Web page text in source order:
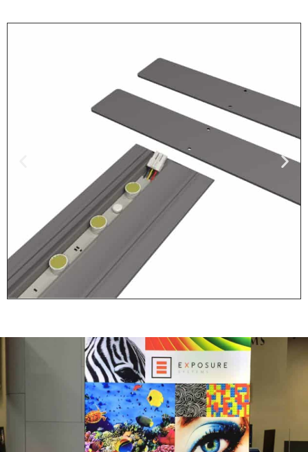
Voeten
Alleen voor de vrijstaande
(dubbelzijdige) frames